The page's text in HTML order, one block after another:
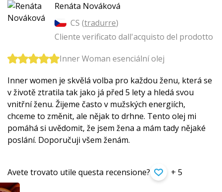
Renáta Nováková
CS (tradurre)
Cliente verificato dall'acquisto del prodotto
Inner Woman esenciální olej
Inner women je skvělá volba pro každou ženu, která se
v životě ztratila tak jako já před 5 lety a hledá svou
vnitřní ženu. Žijeme často v mužských energiích,
chceme to změnit, ale nějak to drhne. Tento olej mi
pomáhá si uvědomit, že jsem žena a mám tady nějaké
poslání. Doporučuji všem ženám.
Avete trovato utile questa recensione? + 5